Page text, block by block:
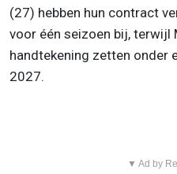
(27) hebben hun contract
voor één seizoen bij, terwijl
handtekening zetten onder
2027.
▼ Ad by